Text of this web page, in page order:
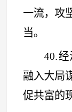
一流，攻
当。
40.经
融入大局
促共富的